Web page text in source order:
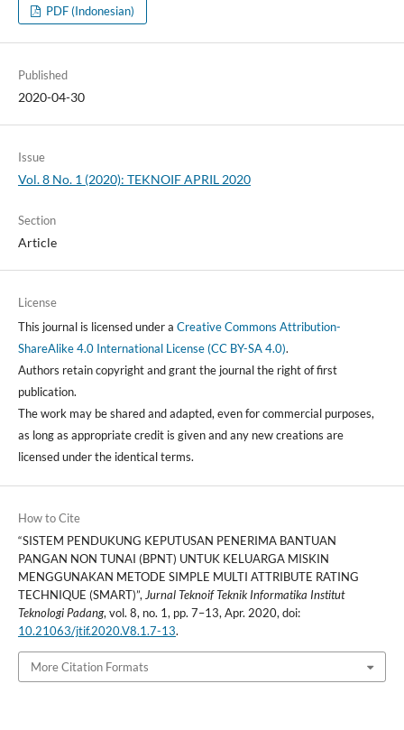
PDF (Indonesian)
Published
2020-04-30
Issue
Vol. 8 No. 1 (2020): TEKNOIF APRIL 2020
Section
Article
License
This journal is licensed under a Creative Commons Attribution-
ShareAlike 4.0 International License (CC BY-SA 4.0).
Authors retain copyright and grant the journal the right of first
publication.
The work may be shared and adapted, even for commercial purposes,
as long as appropriate credit is given and any new creations are
licensed under the identical terms.
How to Cite
“SISTEM PENDUKUNG KEPUTUSAN PENERIMA BANTUAN
PANGAN NON TUNAI (BPNT) UNTUK KELUARGA MISKIN
MENGGUNAKAN METODE SIMPLE MULTI ATTRIBUTE RATING
TECHNIQUE (SMART)”, Jurnal Teknoif Teknik Informatika Institut
Teknologi Padang, vol. 8, no. 1, pp. 7–13, Apr. 2020, doi:
10.21063/jtif.2020.V8.1.7-13.
More Citation Formats